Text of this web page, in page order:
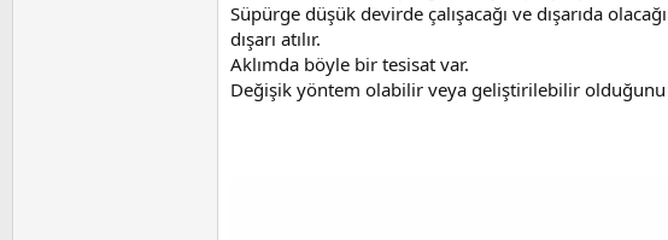
Süpürge düşük devirde çalışacağı ve dışarıda
dışarı atılır.
Aklımda böyle bir tesisat var.
Değişik yöntem olabilir veya geliştirilebilir